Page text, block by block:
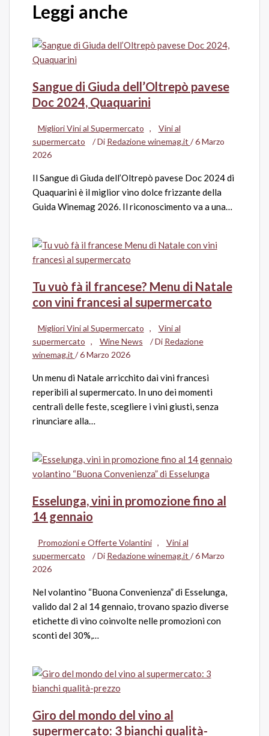
Leggi anche
Sangue di Giuda dell’Oltrepò pavese
Doc 2024, Quaquarini
Migliori Vini al Supermercato ,
Vini al
supermercato
/ Di Redazione winemag.it /6 Marzo
2026
Il Sangue di Giuda dell’Oltrepò pavese Doc 2024 di
Quaquarini è il miglior vino dolce frizzante della
Guida Winemag 2026. Il riconoscimento va a una…
Tu vuò fà il francese? Menu di Natale
con vini francesi al supermercato
Migliori Vini al Supermercato ,
Vini al
supermercato , Wine News / Di Redazione
winemag.it /6 Marzo 2026
Un menu di Natale arricchito dai vini francesi
reperibili al supermercato. In uno dei momenti
centrali delle feste, scegliere i vini giusti, senza
rinunciare alla…
Esselunga, vini in promozione fino al
14 gennaio
Promozioni e Offerte Volantini ,
Vini al
supermercato
/ Di Redazione winemag.it /6 Marzo
2026
Nel volantino “Buona Convenienza” di Esselunga,
valido dal 2 al 14 gennaio, trovano spazio diverse
etichette di vino coinvolte nelle promozioni con
sconti del 30%,…
Giro del mondo del vino al
supermercato: 3 bianchi qualità-